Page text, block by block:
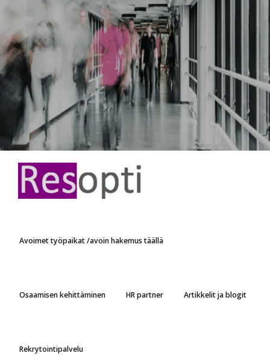
Avoimet työpaikat /avoin hakemus täällä
Osaamisen kehittäminen HR partner Artikkelit ja blogit
Rekrytointipalvelu